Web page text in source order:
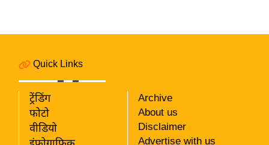
iOS App
Advertise
Privacy Policy
Grievance
Quick Links
ट्रेंडिंग
फोटो
वीडियो
Archive
About us
Disclaimer
Advertise with us